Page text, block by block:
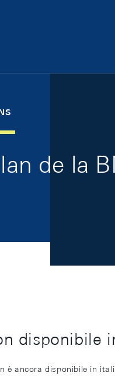
de la
disponibile
è ancora disponibile in